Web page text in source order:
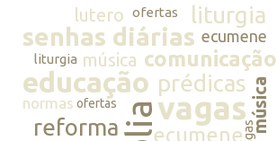
lutero ofertas liturgia
senhas diárias ecumene
liturgia música comunicação
educação prédicasmúsica
normas ofertas vagas
reforma ecumene